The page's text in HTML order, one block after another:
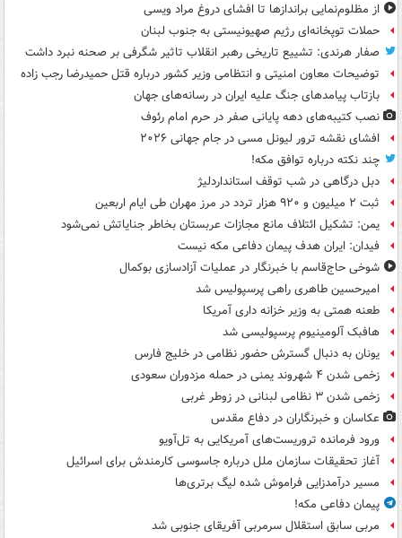
از مظلوم‌نمایی براندازها تا افشای دروغ مراد ویسی
حملات توپخانه‌ای رژیم صهیونیستی به جنوب لبنان
صفار هرندی: تشییع تاریخی رهبر انقلاب تاثیر شگرفی بر صحنه نبرد داشت
توضیحات معاون امنیتی و انتظامی وزیر کشور درباره قتل حمیدرضا رجب زاده
بازتاب پیامدهای جنگ علیه ایران در رسانه‌های جهان
نصب کتیبه‌های دهه پایانی صفر در حرم امام رئوف
افشای نقشه ترور لیونل مسی در جام جهانی ۲۰۲۶
چند نکته درباره توافق مکه!
دبل درگاهی در شب توقف استانداردلیژ
ثبت ۲ میلیون و ۹۲۰ هزار تردد در مرز مهران طی ایام اربعین
یمن: تشکیل ائتلاف مانع مجازات عربستان بخاطر جنایاتش نمی‌شود
فیدان: ایران هدف پیمان دفاعی مکه نیست
شوخی حاج‌قاسم با خبرنگار در عملیات آزادسازی بوکمال
امیرحسین طاهری راهی پرسپولیس شد
طعنه همتی به وزیر خزانه داری آمریکا
هافبک آلومینیوم پرسپولیسی شد
یونان به دنبال گسترش حضور نظامی در خلیج فارس
زخمی شدن ۴ شهروند یمنی در حمله مزدوران سعودی
زخمی شدن ۳ نظامی لبنانی در زوطر غربی
عکاسان و خبرنگاران در دفاع مقدس
ورود فرمانده تروریست‌های آمریکایی به تل‌آویو
آغاز تحقیقات سازمان ملل درباره جاسوسی کارمندش برای اسرائیل
مسیر درآمدزایی فراموش شده لیگ برتری‌ها
پیمان دفاعی مکه!
مربی سابق استقلال سرمربی آفریقای جنوبی شد